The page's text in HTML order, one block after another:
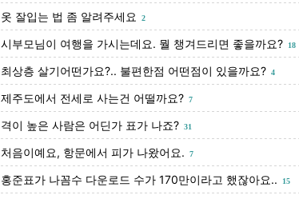
옷 잘입는 법 좀 알려주세요 2
시부모님이 여행을 가시는데요. 뭘 챙겨드리면 좋을까요? 18
최상층 살기어떤가요?.. 불편한점 어떤점이 있을까요? 4
제주도에서 전세로 사는건 어떨까요? 7
격이 높은 사람은 어딘가 표가 나죠? 31
처음이예요, 항문에서 피가 나왔어요. 7
홍준표가 나꼼수 다운로드 수가 170만이라고 했잖아요.. 15